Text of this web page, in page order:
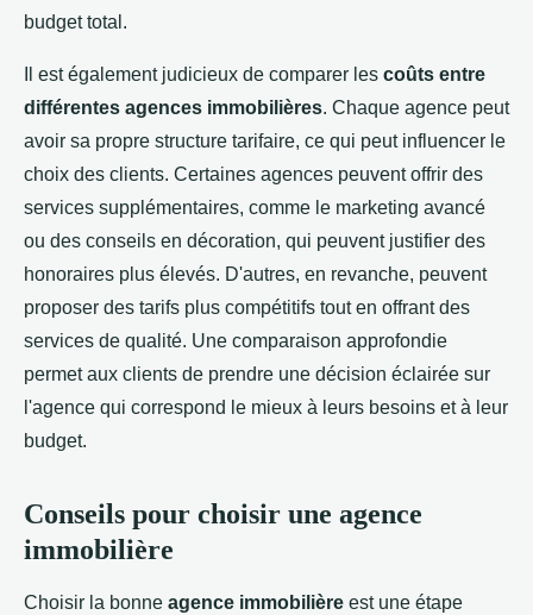
budget total.
Il est également judicieux de comparer les coûts entre
différentes agences immobilières. Chaque agence peut
avoir sa propre structure tarifaire, ce qui peut influencer le
choix des clients. Certaines agences peuvent offrir des
services supplémentaires, comme le marketing avancé
ou des conseils en décoration, qui peuvent justifier des
honoraires plus élevés. D'autres, en revanche, peuvent
proposer des tarifs plus compétitifs tout en offrant des
services de qualité. Une comparaison approfondie
permet aux clients de prendre une décision éclairée sur
l'agence qui correspond le mieux à leurs besoins et à leur
budget.
Conseils pour choisir une agence
immobilière
Choisir la bonne agence immobilière est une étape